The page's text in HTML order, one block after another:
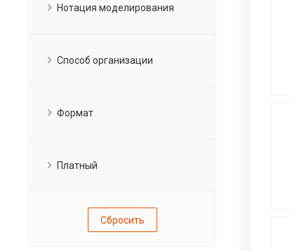
Нотация моделирования
Способ организации
Формат
Платный
Сбросить